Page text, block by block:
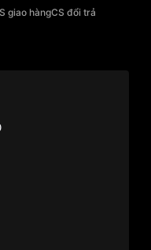
giao hàngCS đổi trả